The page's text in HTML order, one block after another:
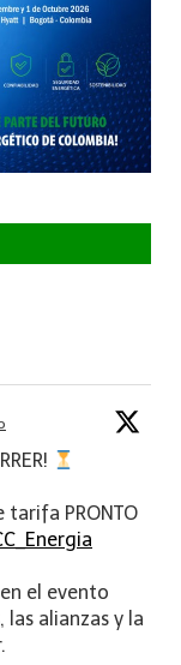
tarifa PRONTO
el evento
alianzas y la